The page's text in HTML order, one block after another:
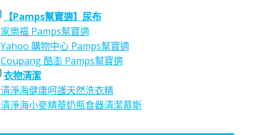
【Pamps幫寶適】尿布
家樂福 Pamps幫寶適
Yahoo 購物中心 Pamps幫寶適
Coupang 酷澎 Pamps幫寶適
衣物清潔
清淨海健康呵護天然洗衣精
清淨海小麥精華奶瓶食器清潔慕斯